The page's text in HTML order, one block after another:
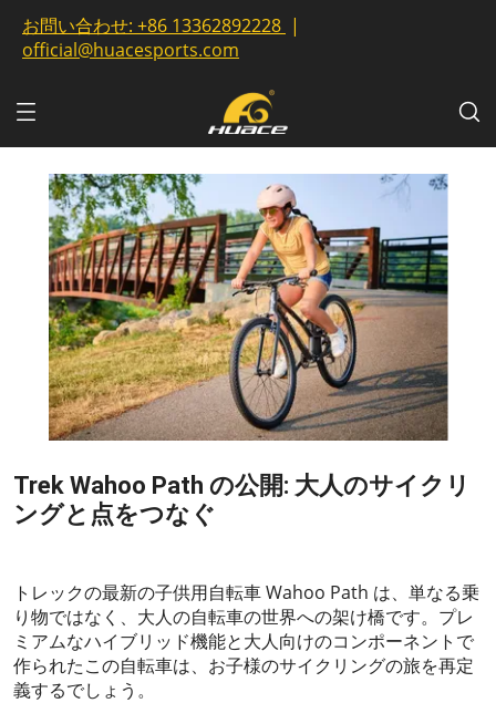
お問い合わせ: +86 13362892228 |
official@huacesports.com
Trek Wahoo Path の公開: 大人のサイクリ
ングと点をつなぐ
トレックの最新の子供用自転車 Wahoo Path は、単なる乗
り物ではなく、大人の自転車の世界への架け橋です。プレ
ミアムなハイブリッド機能と大人向けのコンポーネントで
作られたこの自転車は、お子様のサイクリングの旅を再定
義するでしょう。